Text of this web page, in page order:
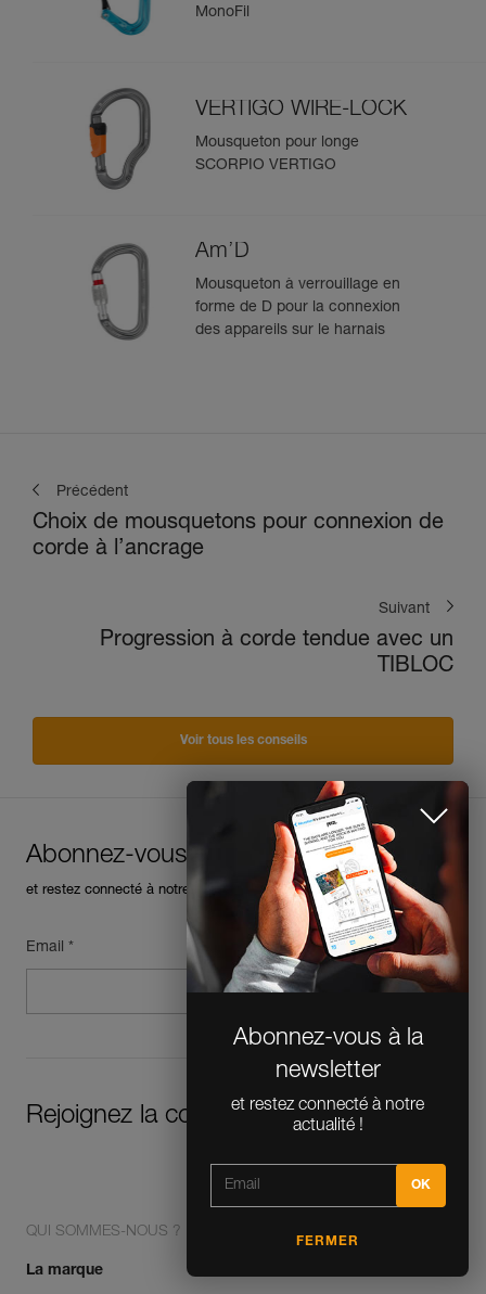
MonoFil
VERTIGO WIRE-LOCK
Mousqueton pour longe
SCORPIO VERTIGO
Am’D
Mousqueton à verrouillage en
forme de D pour la connexion
des appareils sur le harnais
Précédent
Choix de mousquetons pour connexion de
corde à l’ancrage
Suivant
Progression à corde tendue avec un
TIBLOC
Voir tous les conseils
Abonnez-vous à la
newsletter
et restez connecté à notre
actualité !
FERMER
Abonnez-vous à la newsletter
et restez connecté à notre actualité
Email *
Rejoignez la communauté !
QUI SOMMES-NOUS ?
La marque